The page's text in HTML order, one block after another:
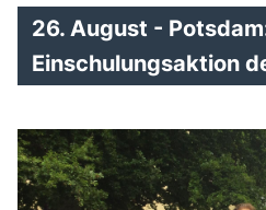
MEIN
26. August -
Einschulungsaktion